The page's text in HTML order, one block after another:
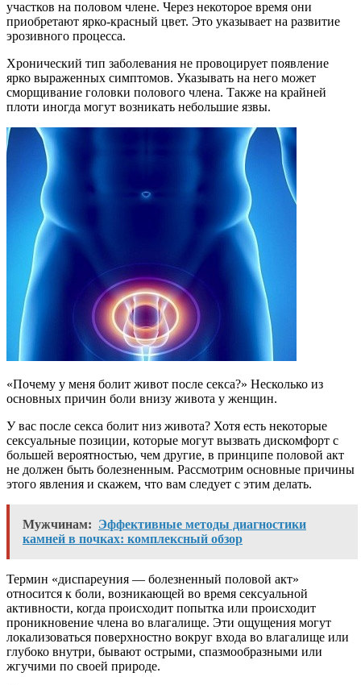
участков на половом члене. Через некоторое время они
приобретают ярко-красный цвет. Это указывает на развитие
эрозивного процесса.
Хронический тип заболевания не провоцирует появление
ярко выраженных симптомов. Указывать на него может
сморщивание головки полового члена. Также на крайней
плоти иногда могут возникать небольшие язвы.
«Почему у меня болит живот после секса?» Несколько из
основных причин боли внизу живота у женщин.
У вас после секса болит низ живота? Хотя есть некоторые
сексуальные позиции, которые могут вызвать дискомфорт с
большей вероятностью, чем другие, в принципе половой акт
не должен быть болезненным. Рассмотрим основные причины
этого явления и скажем, что вам следует с этим делать.
Мужчинам: Эффективные методы диагностики
камней в почках: комплексный обзор
Термин «диспареуния — болезненный половой акт»
относится к боли, возникающей во время сексуальной
активности, когда происходит попытка или происходит
проникновение члена во влагалище. Эти ощущения могут
локализоваться поверхностно вокруг входа во влагалище или
глубоко внутри, бывают острыми, спазмообразными или
жгучими по своей природе.